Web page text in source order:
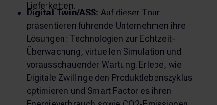
Lieferketten.
Digital Twin/ASS: Auf dieser Tour
präsentieren führende Unternehmen ihre
Lösungen: Technologien zur Echtzeit-
Überwachung, virtuellen Simulation und
vorausschauender Wartung. Erlebe, wie
Digitale Zwillinge den Produktlebenszyklus
optimieren und Smart Factories ihren